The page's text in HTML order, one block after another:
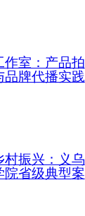
室：产品拍
牌代播实践
村振兴：义乌
省级典型案